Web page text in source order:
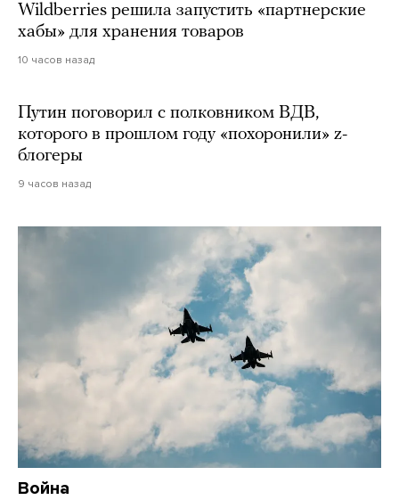
Wildberries решила запустить «партнерские
хабы» для хранения товаров
10 часов назад
Путин поговорил с полковником ВДВ,
которого в прошлом году «похоронили» z-
блогеры
9 часов назад
Война